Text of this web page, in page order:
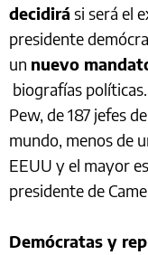
decidirá si será el
presidente
un nuevo
biografías
Pew, de 187 jefes
mundo, menos de
EEUU y el mayor
presidente de
Demócratas y